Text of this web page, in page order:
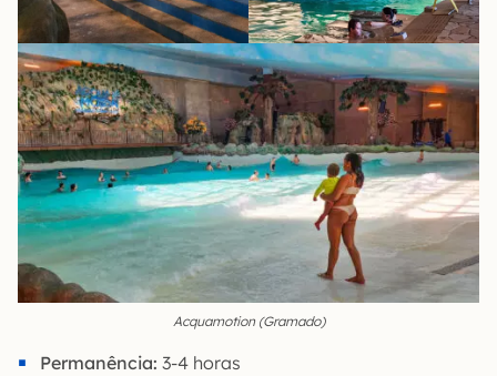
Acquamotion (Gramado)
Permanência: 3-4 horas